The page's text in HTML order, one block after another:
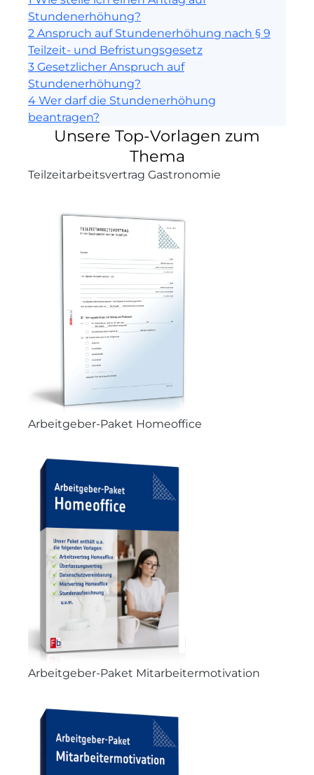
Stundenerhöhung?
2 Anspruch auf Stundenerhöhung nach § 9
Teilzeit- und Befristungsgesetz
3 Gesetzlicher Anspruch auf
Stundenerhöhung?
4 Wer darf die Stundenerhöhung
beantragen?
Unsere Top-Vorlagen zum
Thema
Teilzeitarbeitsvertrag Gastronomie
Arbeitgeber-Paket Homeoffice
Arbeitgeber-Paket Mitarbeitermotivation